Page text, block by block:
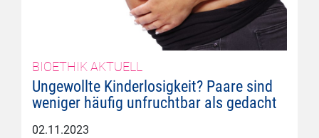
BIOETHIK AKTUELL
Ungewollte Kinderlosigkeit? Paare sind
weniger häufig unfruchtbar als gedacht
02.11.2023